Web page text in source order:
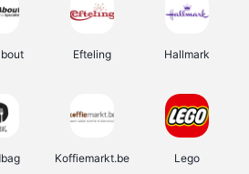
Efteling Hallmark
Koffiemarkt.be Lego